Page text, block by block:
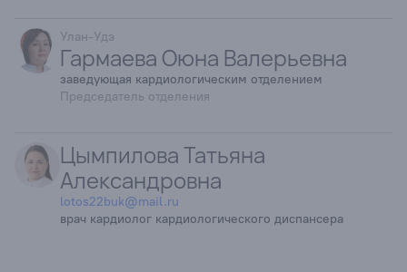
Улан-Удэ
Гармаева Оюна Валерьевна
заведующая кардиологическим отделением
Председатель отделения
Цымпилова Татьяна
Александровна
lotos22buk@mail.ru
врач кардиолог кардиологического диспансера